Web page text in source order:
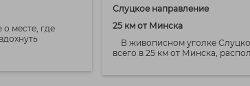
о месте, где
Слуцкое направление
25 км от Минска
В живописном уголке
всего в 25 км от Минска,